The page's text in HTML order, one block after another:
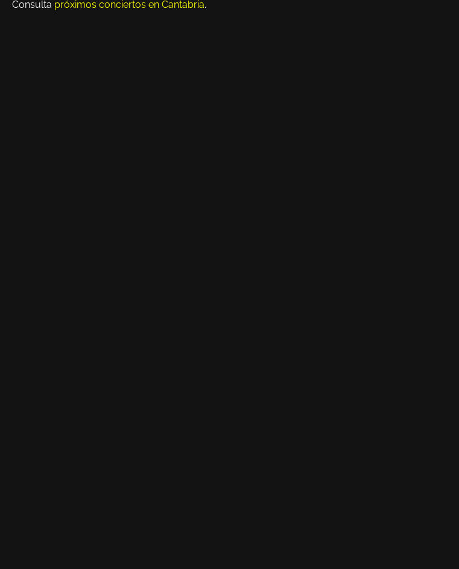
Consulta próximos conciertos en Cantabria.